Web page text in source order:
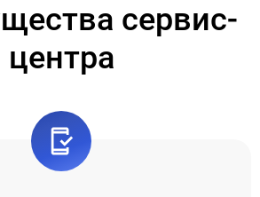
сервис-
центра